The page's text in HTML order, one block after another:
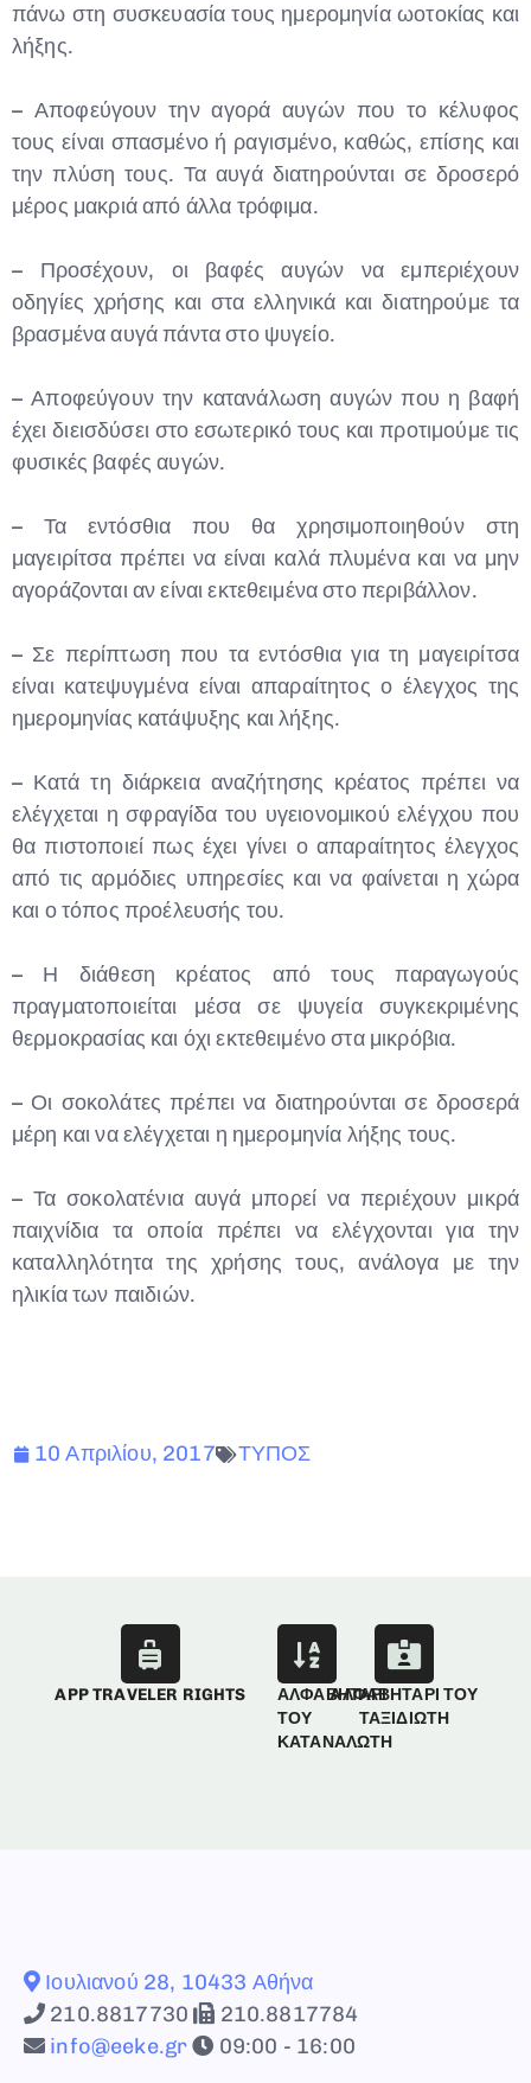
πάνω στη συσκευασία τους ημερομηνία ωοτοκίας και
λήξης.
– Αποφεύγουν την αγορά αυγών που το κέλυφος
τους είναι σπασμένο ή ραγισμένο, καθώς, επίσης και
την πλύση τους. Τα αυγά διατηρούνται σε δροσερό
μέρος μακριά από άλλα τρόφιμα.
– Προσέχουν, οι βαφές αυγών να εμπεριέχουν
οδηγίες χρήσης και στα ελληνικά και διατηρούμε τα
βρασμένα αυγά πάντα στο ψυγείο.
– Αποφεύγουν την κατανάλωση αυγών που η βαφή
έχει διεισδύσει στο εσωτερικό τους και προτιμούμε τις
φυσικές βαφές αυγών.
– Τα εντόσθια που θα χρησιμοποιηθούν στη
μαγειρίτσα πρέπει να είναι καλά πλυμένα και να μην
αγοράζονται αν είναι εκτεθειμένα στο περιβάλλον.
– Σε περίπτωση που τα εντόσθια για τη μαγειρίτσα
είναι κατεψυγμένα είναι απαραίτητος ο έλεγχος της
ημερομηνίας κατάψυξης και λήξης.
– Κατά τη διάρκεια αναζήτησης κρέατος πρέπει να
ελέγχεται η σφραγίδα του υγειονομικού ελέγχου που
θα πιστοποιεί πως έχει γίνει ο απαραίτητος έλεγχος
από τις αρμόδιες υπηρεσίες και να φαίνεται η χώρα
και ο τόπος προέλευσής του.
– Η διάθεση κρέατος από τους παραγωγούς
πραγματοποιείται μέσα σε ψυγεία συγκεκριμένης
θερμοκρασίας και όχι εκτεθειμένο στα μικρόβια.
– Οι σοκολάτες πρέπει να διατηρούνται σε δροσερά
μέρη και να ελέγχεται η ημερομηνία λήξης τους.
– Τα σοκολατένια αυγά μπορεί να περιέχουν μικρά
παιχνίδια τα οποία πρέπει να ελέγχονται για την
καταλληλότητα της χρήσης τους, ανάλογα με την
ηλικία των παιδιών.
10 Απριλίου, 2017 ΤΥΠΟΣ
APP TRAVELER RIGHTS
ΑΛΦΑΒΗΤΑΡΙ
ΤΟΥ
ΚΑΤΑΝΑΛΩΤΗ
ΑΛΦΑΒΗΤΑΡΙ ΤΟΥ
ΤΑΞΙΔΙΩΤΗ
Ιουλιανού 28, 10433 Αθήνα
210.8817730
210.8817784
info@eeke.gr
09:00 - 16:00